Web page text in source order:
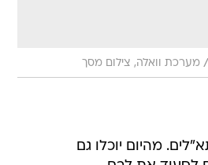
/ מערכת וואלה, צילום מסך
מהיום יוכלו גם